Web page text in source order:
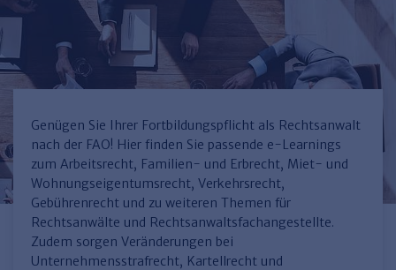
Finden Sie Ihr Thema
Arbeitsrecht
Führung
Personalmanagement und
Organisation
Personalentwicklung und
Talentmanagement
Steuern & Rechnungswesen
Finden Sie Ihr Thema
Rechnungswesen
Entgeltabrechnung
Steuerkanzlei und Gebühren
Software und Tools
Recht & Compliance
Finden Sie Ihr Thema
Familien- und Erbrecht
Miet- und WE-Recht
Rechtsanwaltskanzlei und Gebühren
Zurück
Immobilien
Finden Sie Ihr Thema
Miet- und Bestandsverwaltung
WEG-Verwaltung
Zurück
Öffentlicher Dienst
Finden Sie Ihr Thema
TV-L
Zurück
Arbeitsschutz & BGM
Zurück
Genügen Sie Ihrer Fortbildungspflicht als Rechtsanwalt
nach der FAO! Hier finden Sie passende e-Learnings
zum Arbeitsrecht, Familien- und Erbrecht, Miet- und
Wohnungseigentumsrecht, Verkehrsrecht,
Gebührenrecht und zu weiteren Themen für
Rechtsanwälte und Rechtsanwaltsfachangestellte.
Zudem sorgen Veränderungen bei
Unternehmensstrafrecht, Kartellrecht und